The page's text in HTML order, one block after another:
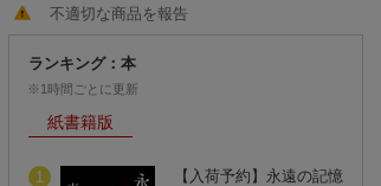
不適切な商品を報告
ランキング：本
※1時間ごとに更新
紙書籍版
1
【入荷予約】永遠の記憶